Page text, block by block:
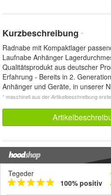
Kurzbeschreibung *
Radnabe mit Kompaktlager
Laufnabe Anhänger
Qualitätsprodukt aus deutscher
Erfahrung - Bereits in 2.
Anhänger und Geräte, in unserer
* maschinell aus der Artikelbeschreibung
Tegeder
100% positiv